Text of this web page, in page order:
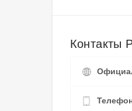
Контакты